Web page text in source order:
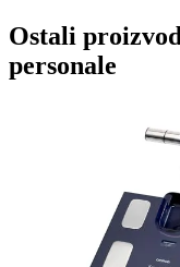
Ostali
personale